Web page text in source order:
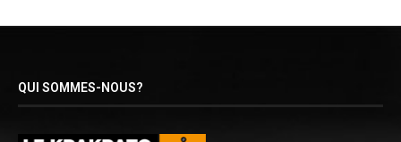
QUI SOMMES-NOUS?